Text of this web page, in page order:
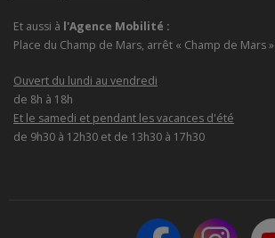
Et aussi à l'Agence Mobilité :
Place du Champ de Mars, arrêt « Champ de Mars »
Ouvert du lundi au vendredi
de 8h à 18h
Et le samedi et pendant les vacances d'été
de 9h30 à 12h30 et de 13h30 à 17h30